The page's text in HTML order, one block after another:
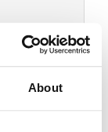
About
the